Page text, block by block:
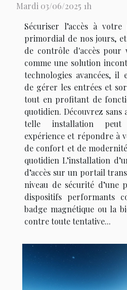
Mardi 03/06/2025 1h
Sécuriser l’accès à
primordial de nos jours,
de contrôle d'accès pour
comme une solution
technologies avancées, il
de gérer les entrées et
tout en profitant de
quotidien. Découvrez
telle installation
expérience et répondre à
de confort et de
quotidien L’installation
d’accès sur un portail
niveau de sécurité d’une
dispositifs performants
badge magnétique ou la
contre toute tentative...